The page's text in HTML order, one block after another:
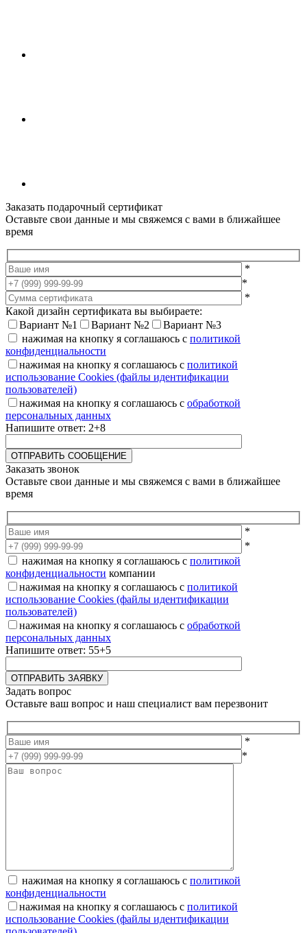
Заказать подарочный сертификат
Оставьте свои данные и мы свяжемся с вами в ближайшее
время
*
*
*
Какой дизайн сертификата вы выбираете:
Вариант №1
Вариант №2
Вариант №3
нажимая на кнопку я соглашаюсь с политикой
конфиденциальности
нажимая на кнопку я соглашаюсь с политикой
использование Cookies (файлы идентификации
пользователей)
нажимая на кнопку я соглашаюсь с обработкой
персональных данных
Напишите ответ: 2+8
Заказать звонок
Оставьте свои данные и мы свяжемся с вами в ближайшее
время
*
*
нажимая на кнопку я соглашаюсь с политикой
конфиденциальности компании
нажимая на кнопку я соглашаюсь с политикой
использование Cookies (файлы идентификации
пользователей)
нажимая на кнопку я соглашаюсь с обработкой
персональных данных
Напишите ответ: 55+5
Задать вопрос
Оставьте ваш вопрос и наш специалист вам перезвонит
*
*
нажимая на кнопку я соглашаюсь с политикой
конфиденциальности
нажимая на кнопку я соглашаюсь с политикой
использование Cookies (файлы идентификации